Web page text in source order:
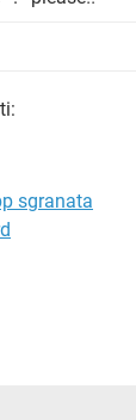
sgranata